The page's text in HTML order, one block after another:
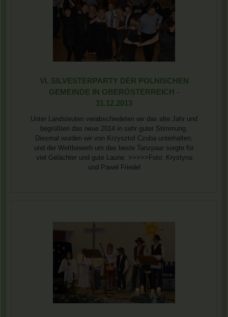
VI. SILVESTERPARTY DER POLNISCHEN
GEMEINDE IN OBERÖSTERREICH -
31.12.2013
Unter Landsleuten verabschiedeten wir das alte Jahr und
begrüßten das neue 2014 in sehr guter Stimmung.
Diesmal wurden wir von Krzysztof Czuba unterhalten,
und der Wettbewerb um das beste Tanzpaar sorgte für
viel Gelächter und gute Laune. >>>>>Foto: Krystyna
und Paweł Friedel